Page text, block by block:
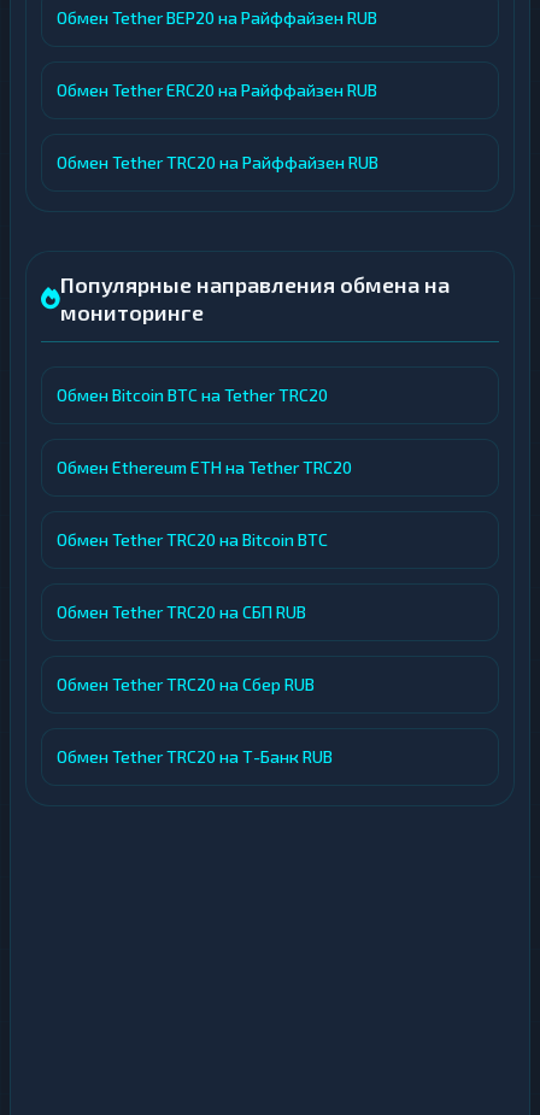
Обмен Tether BEP20 на Райффайзен RUB
Обмен Tether ERC20 на Райффайзен RUB
Обмен Tether TRC20 на Райффайзен RUB
Популярные направления обмена на
мониторинге
Обмен Bitcoin BTC на Tether TRC20
Обмен Ethereum ETH на Tether TRC20
Обмен Tether TRC20 на Bitcoin BTC
Обмен Tether TRC20 на СБП RUB
Обмен Tether TRC20 на Сбер RUB
Обмен Tether TRC20 на Т-Банк RUB